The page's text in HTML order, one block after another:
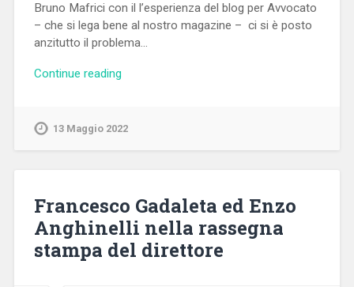
Bruno Mafrici con il l’esperienza del blog per Avvocato
– che si lega bene al nostro magazine – ci si è posto
anzitutto il problema…
Continue reading
13 Maggio 2022
Francesco Gadaleta ed Enzo
Anghinelli nella rassegna
stampa del direttore